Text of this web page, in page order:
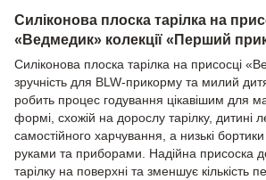
Силіконова плоска тарілка на
«Ведмедик» колекції «Перший
Силіконова плоска тарілка на присосці
зручність для BLW-прикорму та милий
робить процес годування цікавішим для
формі, схожій на дорослу тарілку, дитині
самостійного харчування, а низькі бортики
руками та приборами. Надійна присоска
тарілку на поверхні та зменшує кількість